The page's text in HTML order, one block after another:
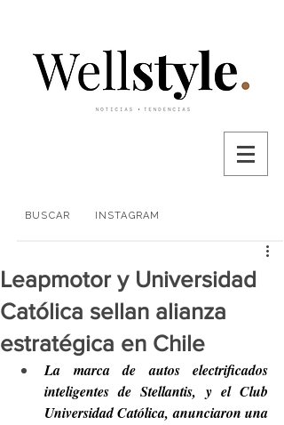
BUSCAR INSTAGRAM
Leapmotor y Universidad
Católica sellan alianza
estratégica en Chile
La marca de autos electrificados
inteligentes de Stellantis, y el Club
Universidad Católica, anunciaron una